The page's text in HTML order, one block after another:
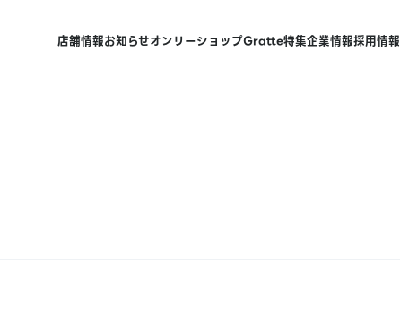
店舗情報お知らせオンリーショップGratte特集企業情報採用情報